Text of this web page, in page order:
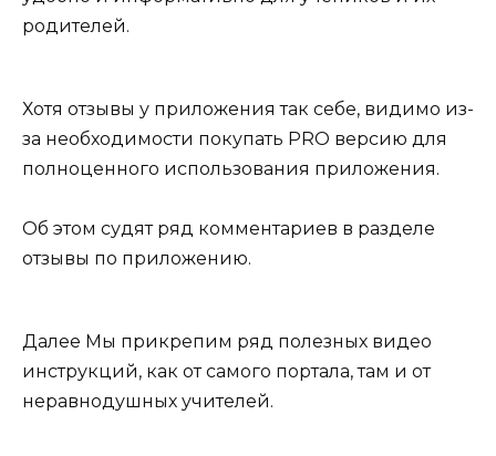
родителей.
Хотя отзывы у приложения так себе, видимо из-
за необходимости покупать PRO версию для
полноценного использования приложения.
Об этом судят ряд комментариев в разделе
отзывы по приложению.
Далее Мы прикрепим ряд полезных видео
инструкций, как от самого портала, там и от
неравнодушных учителей.